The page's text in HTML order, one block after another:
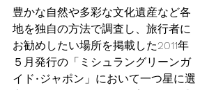
豊かな自然や多彩な文化遺産など各
地を独自の方法で調査し、旅行者に
お勧めしたい場所を掲載した2011年
５月発行の「ミシュラングリーンガ
イド•ジャポン」において一つ星に選